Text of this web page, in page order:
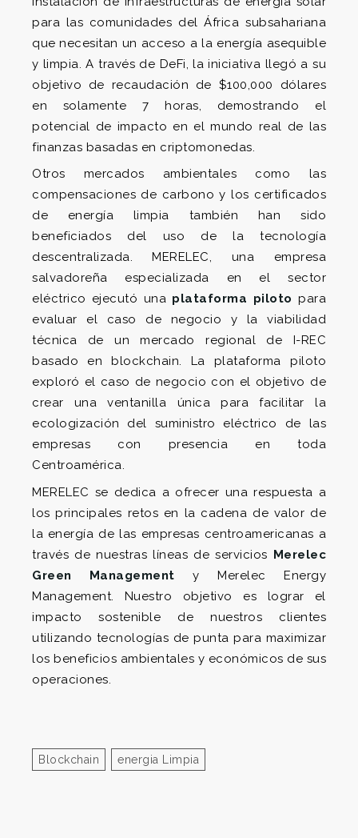
para las comunidades del África subsahariana
que necesitan un acceso a la energía asequible
y limpia. A través de DeFi, la iniciativa llegó a su
objetivo de recaudación de $100,000 dólares
en solamente 7 horas, demostrando el
potencial de impacto en el mundo real de las
finanzas basadas en criptomonedas.
Otros mercados ambientales como las
compensaciones de carbono y los certificados
de energía limpia también han sido
beneficiados del uso de la tecnología
descentralizada. MERELEC, una empresa
salvadoreña especializada en el sector
eléctrico ejecutó una plataforma piloto para
evaluar el caso de negocio y la viabilidad
técnica de un mercado regional de I-REC
basado en blockchain. La plataforma piloto
exploró el caso de negocio con el objetivo de
crear una ventanilla única para facilitar la
ecologización del suministro eléctrico de las
empresas con presencia en toda
Centroamérica.
MERELEC se dedica a ofrecer una respuesta a
los principales retos en la cadena de valor de
la energía de las empresas centroamericanas a
través de nuestras líneas de servicios Merelec
Green Management y Merelec Energy
Management. Nuestro objetivo es lograr el
impacto sostenible de nuestros clientes
utilizando tecnologías de punta para maximizar
los beneficios ambientales y económicos de sus
operaciones.
Blockchain Energia Limpia